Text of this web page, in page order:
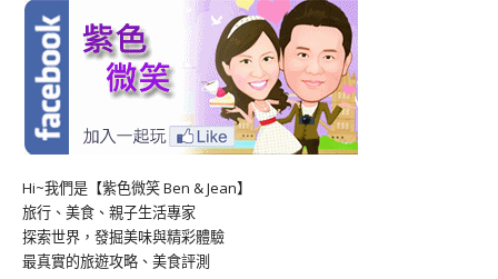
Hi~我們是【紫色微笑 Ben & Jean】
旅行、美食、親子生活專家
探索世界，發掘美味與精彩體驗
最真實的旅遊攻略、美食評測